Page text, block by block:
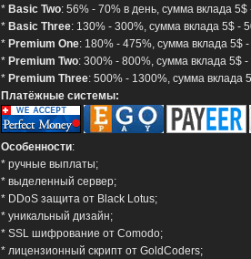
* Basic Two: 56% - 70% в день, сумма вклада
* Basic Three: 130% - 300%, сумма вклада 5$ -
* Premium One: 180% - 475%, сумма вклада 5$
* Premium Two: 300% - 800%, сумма вклада 5$
* Premium Three: 500% - 1300%, сумма вклада
Платёжные системы:
Особенности:
* ручные выплаты;
* выделенный сервер;
* DDoS защита от Black Lotus;
* уникальный дизайн;
* SSL шифрование от Comodo;
* лицензионный скрипт от GoldCoders;